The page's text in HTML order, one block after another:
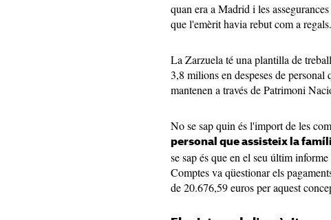
quan era a Madrid i les
que l'emèrit havia rebut com a regals.
La Zarzuela té una plantilla de
3,8 milions en despeses de personal
mantenen a través de Patrimoni
No se sap quin és l'import de les
personal que assisteix la
se sap és que en el seu últim
Comptes va qüestionar els
de 20.676,59 euros per aquest